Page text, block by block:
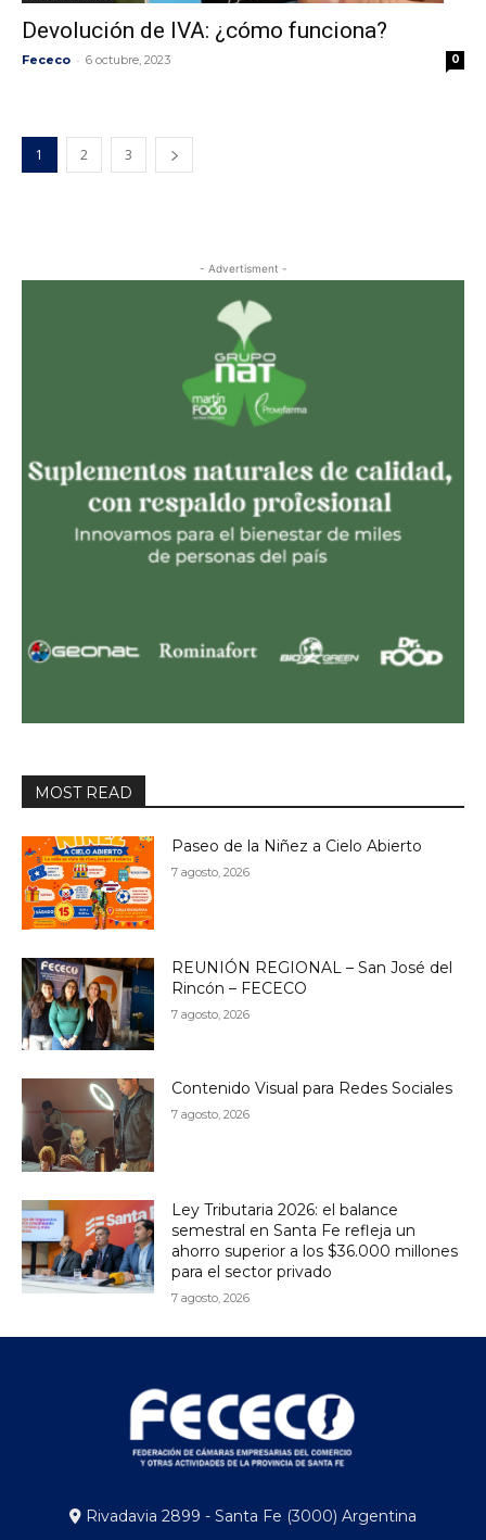
Devolución de IVA: ¿cómo funciona?
Fececo - 6 octubre, 2023 0
1 2 3
- Advertisment -
MOST READ
Paseo de la Niñez a Cielo Abierto
7 agosto, 2026
REUNIÓN REGIONAL – San José del
Rincón – FECECO
7 agosto, 2026
Contenido Visual para Redes Sociales
7 agosto, 2026
Ley Tributaria 2026: el balance
semestral en Santa Fe refleja un
ahorro superior a los $36.000 millones
para el sector privado
7 agosto, 2026
Rivadavia 2899 - Santa Fe (3000) Argentina